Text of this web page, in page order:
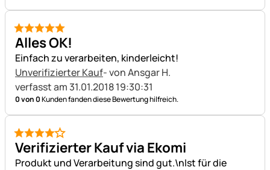
5 von 5
Alles OK!
Einfach zu verarbeiten, kinderleicht!
Unverifizierter Kauf- von Ansgar H.
verfasst am 31.01.2018 19:30:31
0 von 0Kunden fanden diese Bewertung hilfreich.
4 von 5
Verifizierter Kauf via Ekomi
Produkt und Verarbeitung sind gut.\nIst für die